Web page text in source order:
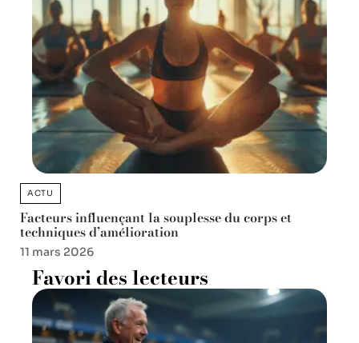
ACTU
Facteurs influençant la souplesse du corps et
techniques d’amélioration
11 mars 2026
Favori des lecteurs